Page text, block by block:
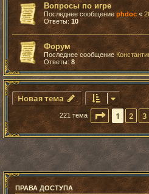
Вопросы по игре
Последнее сообщение phdoc «
Ответы: 10
Форум
Последнее сообщение
Ответы: 8
Новая тема
221 тема Страница
1 2 3
ПРАВА ДОСТУПА